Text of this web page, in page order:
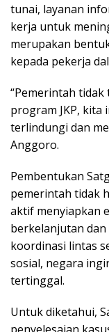
tunai, layanan
kerja untuk
merupakan
kepada pekerja
“Pemerintah tidak
program JKP,
terlindungi dan
Anggoro.
Pembentukan
pemerintah tidak
aktif menyiapkan
berkelanjutan
koordinasi lintas
sosial, negara
tertinggal.
Untuk diketahui,